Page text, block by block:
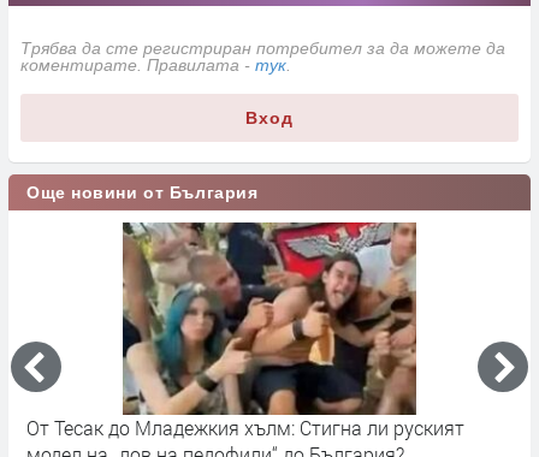
Трябва да сте регистриран потребител за да можете да
коментирате. Правилата - тук.
Вход
Още новини от България
От запад идват облаци и дъжд за кратко